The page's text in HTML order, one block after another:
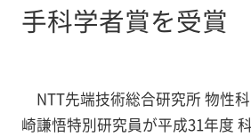
手科学者賞を受賞
NTT先端技術総合研究所 物性
崎謙悟特別研究員が平成31年度